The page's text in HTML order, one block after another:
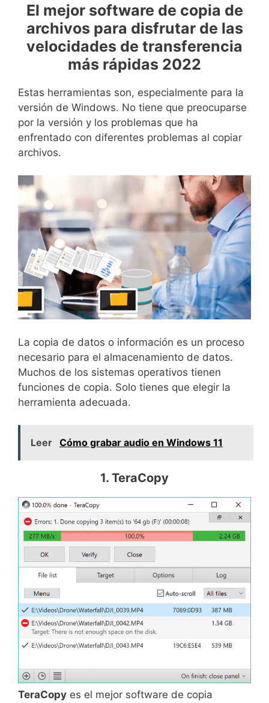
El mejor software de copia de
archivos para disfrutar de las
velocidades de transferencia
más rápidas 2022
Estas herramientas son, especialmente para la
versión de Windows. No tiene que preocuparse
por la versión y los problemas que ha
enfrentado con diferentes problemas al copiar
archivos.
La copia de datos o información es un proceso
necesario para el almacenamiento de datos.
Muchos de los sistemas operativos tienen
funciones de copia. Solo tienes que elegir la
herramienta adecuada.
Leer Cómo grabar audio en Windows 11
1. TeraCopy
TeraCopy es el mejor software de copia